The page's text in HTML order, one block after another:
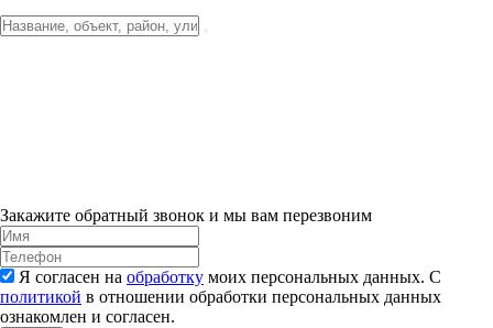
Закажите обратный звонок и мы вам перезвоним
Я согласен на обработку моих персональных данных. С
политикой в отношении обработки персональных данных
ознакомлен и согласен.